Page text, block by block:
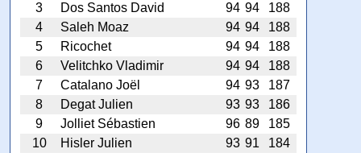
3
Dos Santos David 94 94
188
4
Saleh Moaz 94 94
188
5
Ricochet 94 94
188
6
Velitchko Vladimir 94 94
188
7
Catalano Joël 94 93
187
8
Degat Julien 93 93
186
9
Jolliet Sébastien 96 89
185
10
Hisler Julien 93 91
184